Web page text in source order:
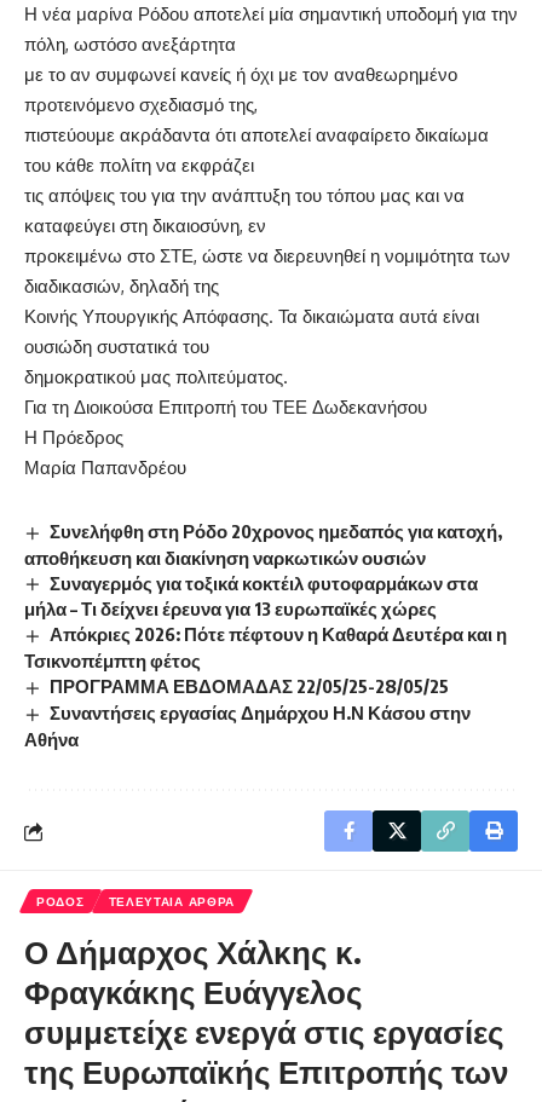
Η νέα μαρίνα Ρόδου αποτελεί μία σημαντική υποδομή για την
πόλη, ωστόσο ανεξάρτητα
με το αν συμφωνεί κανείς ή όχι με τον αναθεωρημένο
προτεινόμενο σχεδιασμό της,
πιστεύουμε ακράδαντα ότι αποτελεί αναφαίρετο δικαίωμα
του κάθε πολίτη να εκφράζει
τις απόψεις του για την ανάπτυξη του τόπου μας και να
καταφεύγει στη δικαιοσύνη, εν
προκειμένω στο ΣΤΕ, ώστε να διερευνηθεί η νομιμότητα των
διαδικασιών, δηλαδή της
Κοινής Υπουργικής Απόφασης. Τα δικαιώματα αυτά είναι
ουσιώδη συστατικά του
δημοκρατικού μας πολιτεύματος.
Για τη Διοικούσα Επιτροπή του ΤΕΕ Δωδεκανήσου
Η Πρόεδρος
Μαρία Παπανδρέου
Συνελήφθη στη Ρόδο 20χρονος ημεδαπός για κατοχή,
αποθήκευση και διακίνηση ναρκωτικών ουσιών
Συναγερμός για τοξικά κοκτέιλ φυτοφαρμάκων στα
μήλα – Τι δείχνει έρευνα για 13 ευρωπαϊκές χώρες
Απόκριες 2026: Πότε πέφτουν η Καθαρά Δευτέρα και η
Τσικνοπέμπτη φέτος
ΠΡΟΓΡΑΜΜΑ ΕΒΔΟΜΑΔΑΣ 22/05/25-28/05/25
Συναντήσεις εργασίας Δημάρχου Η.Ν Κάσου στην
Αθήνα
ΡΟΔΟΣ ΤΕΛΕΥΤΑΙΑ ΑΡΘΡΑ
Ο Δήμαρχος Χάλκης κ.
Φραγκάκης Ευάγγελος
συμμετείχε ενεργά στις εργασίες
της Ευρωπαϊκής Επιτροπής των